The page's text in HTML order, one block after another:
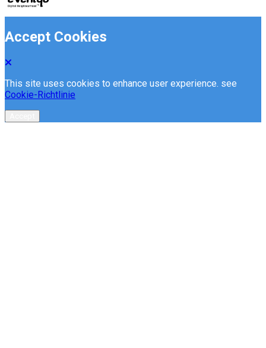
Accept Cookies
This site uses cookies to enhance user experience. see
Cookie-Richtlinie